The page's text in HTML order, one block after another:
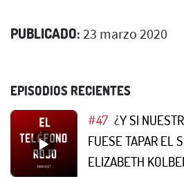
PUBLICADO: 23 marzo 2020
EPISODIOS RECIENTES
#47 ¿Y SI
FUESE TAPAR EL
ELIZABETH